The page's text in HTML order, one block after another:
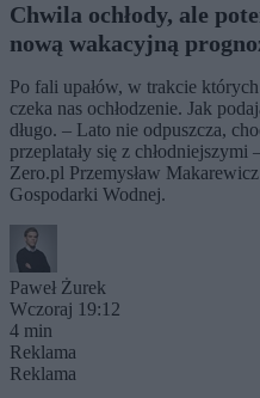
Chwila ochłody, ale
nową wakacyjną
Po fali upałów, w trakcie
czeka nas ochłodzenie. Jak
długo. – Lato nie odpuszcza,
przeplatały się z
Zero.pl Przemysław
Gospodarki Wodnej.
Paweł Żurek
Wczoraj 19:12
4 min
Reklama
Reklama